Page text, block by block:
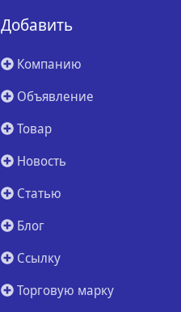
Добавить
Компанию
Объявление
Товар
Новость
Статью
Блог
Ссылку
Торговую марку